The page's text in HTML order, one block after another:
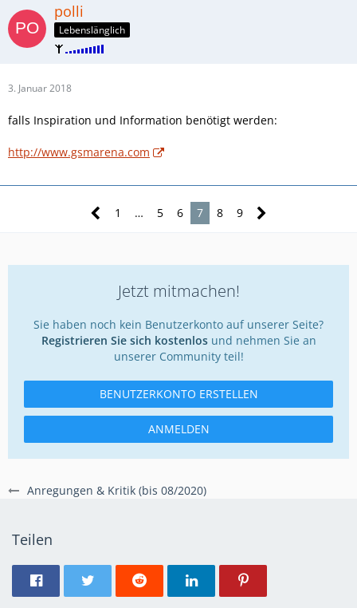
Anregungen & Kritik (bis 08/2020)
polli
Lebenslänglich
3. Januar 2018
falls Inspiration und Information benötigt werden:
http://www.gsmarena.com
1 … 5 6 7 8 9
Jetzt mitmachen!
Sie haben noch kein Benutzerkonto auf unserer Seite?
Registrieren Sie sich kostenlosund nehmen Sie an
unserer Community teil!
BENUTZERKONTO ERSTELLEN
ANMELDEN
Teilen